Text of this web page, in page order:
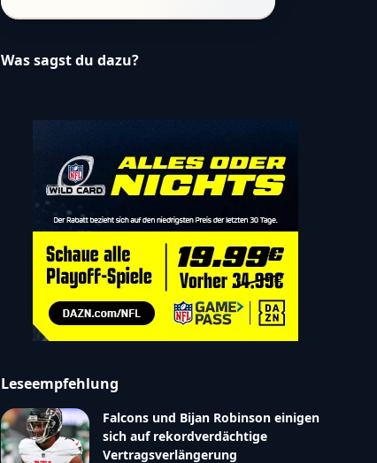
Was sagst du dazu?
Leseempfehlung
Falcons und Bijan Robinson einigen
sich auf rekordverdächtige
Vertragsverlängerung